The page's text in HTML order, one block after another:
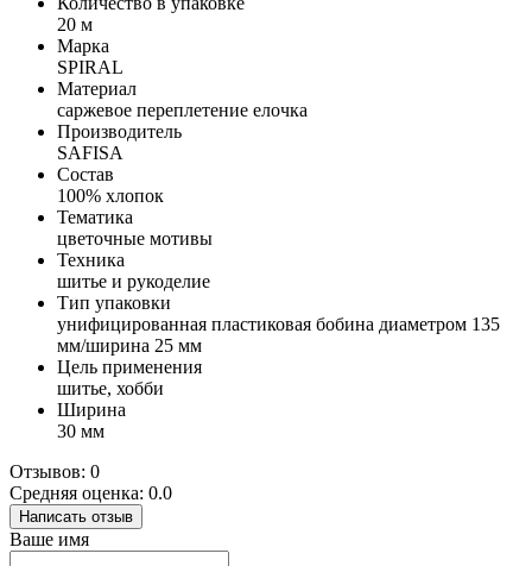
20 м
Марка
SPIRAL
Материал
саржевое переплетение елочка
Производитель
SAFISA
Состав
100% хлопок
Тематика
цветочные мотивы
Техника
шитье и рукоделие
Тип упаковки
унифицированная пластиковая бобина диаметром 135
мм/ширина 25 мм
Цель применения
шитье, хобби
Ширина
30 мм
Отзывов: 0
Средняя оценка: 0.0
Написать отзыв
Ваше имя